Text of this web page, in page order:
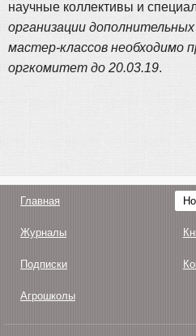
научные коллективы и
организации
мастер-классов необходимо
оргкомитет до 20.03.19.
Главная
Журналы
Подписки
Агрошколы